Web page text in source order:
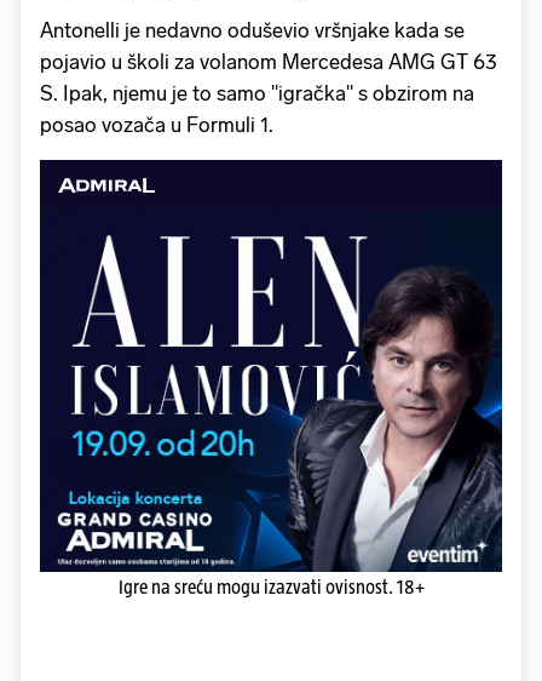
Antonelli je nedavno oduševio vršnjake kada se
pojavio u školi za volanom Mercedesa AMG GT 63
S. Ipak, njemu je to samo "igračka" s obzirom na
posao vozača u Formuli 1.
Igre na sreću mogu izazvati ovisnost. 18+